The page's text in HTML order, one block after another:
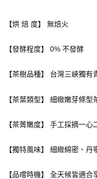
【烘 焙 度】 無焙火
【發酵程度】 0% 不發酵
【茶樹品種】 台灣三峽獨有
【茶葉類型】 細緻嫩芽條型
【茶菁嫩度】 手工採摘一心
【獨特風味】 細緻綿密、
【品嚐時機】 全天候皆適合